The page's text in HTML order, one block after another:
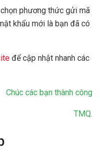
phương thức gửi mã
khẩu mới là bạn đã có
để cập nhật nhanh các
Chúc các bạn thành công
TMQ.